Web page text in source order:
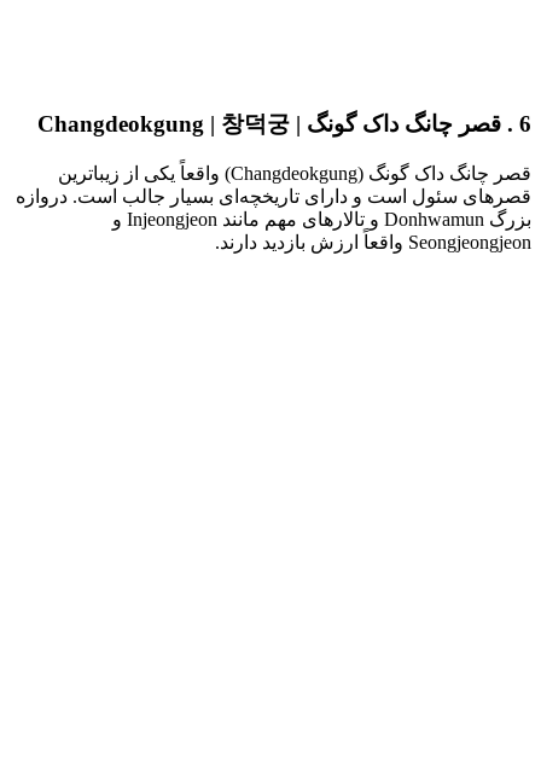
6 . قصر چانگ داک گونگ | Changdeokgung | 창덕궁
قصر چانگ داک گونگ (Changdeokgung) واقعاً یکی از زیباترین
قصرهای سئول است و دارای تاریخچه‌ای بسیار جالب است. دروازه
بزرگ Donhwamun و تالارهای مهم مانند Injeongjeon و
Seongjeongjeon واقعاً ارزش بازدید دارند.